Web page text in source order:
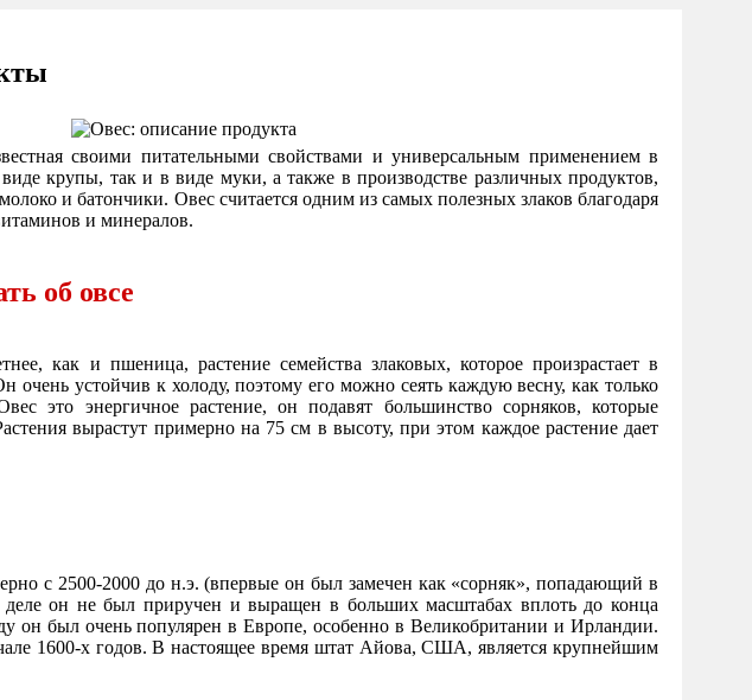
своими питательными свойствами и универсальным применением в
крупы, так и в виде муки, а также в производстве различных продуктов,
и батончики. Овес считается одним из самых полезных злаков благодаря
и минералов.
об овсе
как и пшеница, растение семейства злаковых, которое произрастает в
очень устойчив к холоду, поэтому его можно сеять каждую весну, как только
это энергичное растение, он подавят большинство сорняков, которые
вырастут примерно на 75 см в высоту, при этом каждое растение дает
с 2500-2000 до н.э. (впервые он был замечен как «сорняк», попадающий в
он не был приручен и выращен в больших масштабах вплоть до конца
он был очень популярен в Европе, особенно в Великобритании и Ирландии.
1600-х годов. В настоящее время штат Айова, США, является крупнейшим